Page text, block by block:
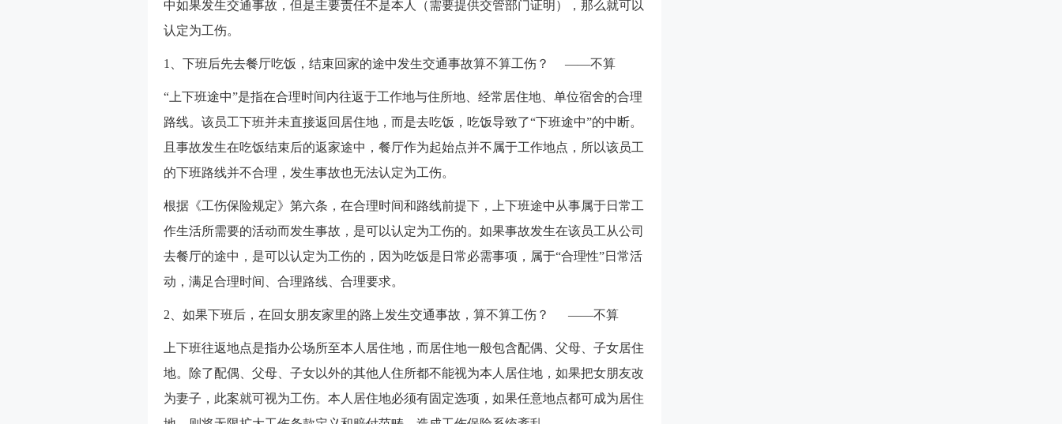
中如果发生交通事故，但是主要责任不是本人（需要提供交管部门证明），那么就可以
认定为工伤。
1、下班后先去餐厅吃饭，结束回家的途中发生交通事故算不算工伤？ ——不算
“上下班途中”是指在合理时间内往返于工作地与住所地、经常居住地、单位宿舍的合理
路线。该员工下班并未直接返回居住地，而是去吃饭，吃饭导致了“下班途中”的中断。
且事故发生在吃饭结束后的返家途中，餐厅作为起始点并不属于工作地点，所以该员工
的下班路线并不合理，发生事故也无法认定为工伤。
根据《工伤保险规定》第六条，在合理时间和路线前提下，上下班途中从事属于日常工
作生活所需要的活动而发生事故，是可以认定为工伤的。如果事故发生在该员工从公司
去餐厅的途中，是可以认定为工伤的，因为吃饭是日常必需事项，属于“合理性”日常活
动，满足合理时间、合理路线、合理要求。
2、如果下班后，在回女朋友家里的路上发生交通事故，算不算工伤？ ——不算
上下班往返地点是指办公场所至本人居住地，而居住地一般包含配偶、父母、子女居住
地。除了配偶、父母、子女以外的其他人住所都不能视为本人居住地，如果把女朋友改
为妻子，此案就可视为工伤。本人居住地必须有固定选项，如果任意地点都可成为居住